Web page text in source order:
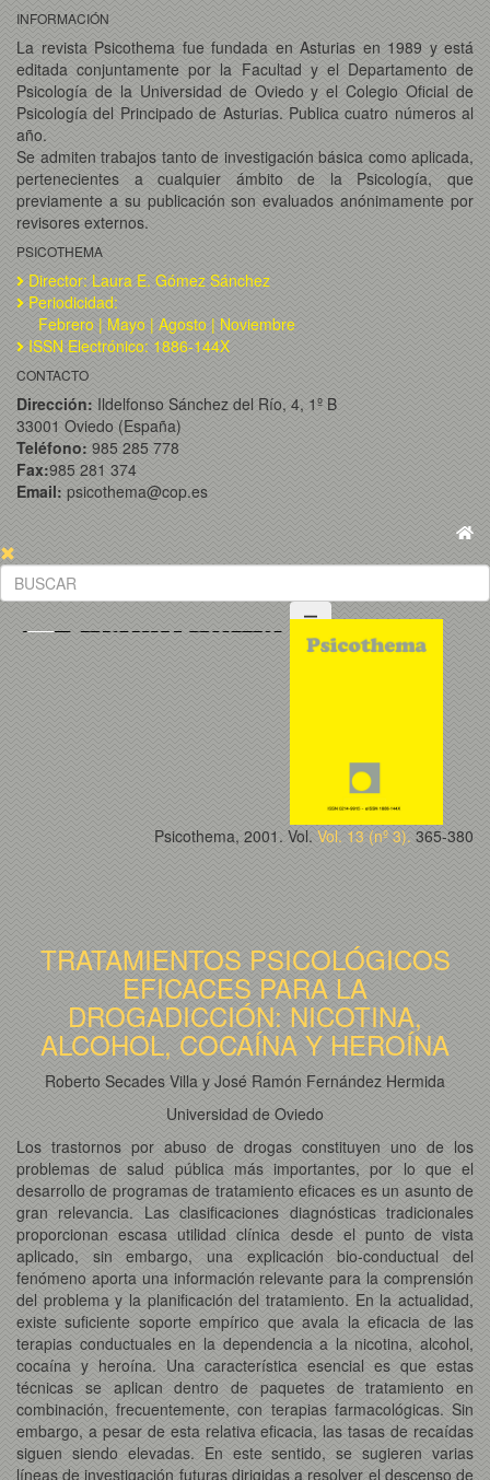
INFORMACIÓN
La revista Psicothema fue fundada en Asturias en 1989 y está
editada conjuntamente por la Facultad y el Departamento de
Psicología de la Universidad de Oviedo y el Colegio Oficial de
Psicología del Principado de Asturias. Publica cuatro números al
año.
Se admiten trabajos tanto de investigación básica como aplicada,
pertenecientes a cualquier ámbito de la Psicología, que
previamente a su publicación son evaluados anónimamente por
revisores externos.
PSICOTHEMA
Director: Laura E. Gómez Sánchez
Periodicidad:
Febrero | Mayo | Agosto | Noviembre
ISSN Electrónico: 1886-144X
CONTACTO
Dirección: Ildelfonso Sánchez del Río, 4, 1º B
33001 Oviedo (España)
Teléfono: 985 285 778
Fax:985 281 374
Email: psicothema@cop.es
Psicothema, 2001. Vol. Vol. 13 (nº 3). 365-380
TRATAMIENTOS PSICOLÓGICOS
EFICACES PARA LA
DROGADICCIÓN: NICOTINA,
ALCOHOL, COCAÍNA Y HEROÍNA
Roberto Secades Villa y José Ramón Fernández Hermida
Universidad de Oviedo
Los trastornos por abuso de drogas constituyen uno de los
problemas de salud pública más importantes, por lo que el
desarrollo de programas de tratamiento eficaces es un asunto de
gran relevancia. Las clasificaciones diagnósticas tradicionales
proporcionan escasa utilidad clínica desde el punto de vista
aplicado, sin embargo, una explicación bio-conductual del
fenómeno aporta una información relevante para la comprensión
del problema y la planificación del tratamiento. En la actualidad,
existe suficiente soporte empírico que avala la eficacia de las
terapias conductuales en la dependencia a la nicotina, alcohol,
cocaína y heroína. Una característica esencial es que estas
técnicas se aplican dentro de paquetes de tratamiento en
combinación, frecuentemente, con terapias farmacológicas. Sin
embargo, a pesar de esta relativa eficacia, las tasas de recaídas
siguen siendo elevadas. En este sentido, se sugieren varias
líneas de investigación futuras dirigidas a resolver el descenso de